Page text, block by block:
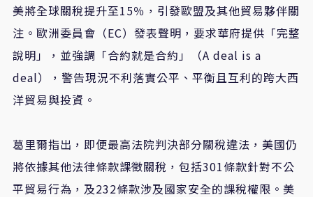
美將全球關稅提升至15％，引發歐盟及其他貿易夥伴關
注。歐洲委員會（EC）發表聲明，要求華府提供「完整
說明」，並強調「合約就是合約」（A deal is a
deal），警告現況不利落實公平、平衡且互利的跨大西
洋貿易與投資。
葛里爾指出，即便最高法院判決部分關稅違法，美國仍
將依據其他法律條款課徵關稅，包括301條款針對不公
平貿易行為，及232條款涉及國家安全的課稅權限。美